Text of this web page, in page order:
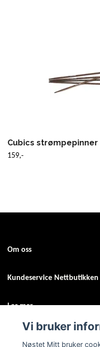
Cubics strømpepinner
159,-
Om oss
Kundeservice Nettbutikken
Les mer
Vi bruker
Nøstet Mitt bruker